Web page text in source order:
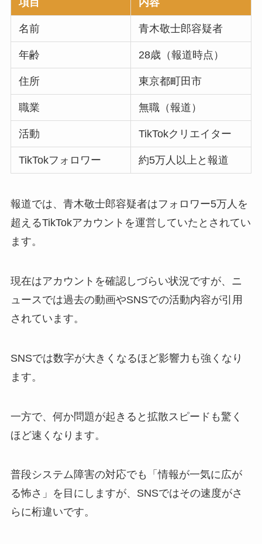
項目 内容
名前 青木敬士郎容疑者
年齢 28歳（報道時点）
住所 東京都町田市
職業 無職（報道）
活動 TikTokクリエイター
TikTokフォロワー 約5万人以上と報道
報道では、青木敬士郎容疑者はフォロワー5万人を
超えるTikTokアカウントを運営していたとされてい
ます。
現在はアカウントを確認しづらい状況ですが、ニ
ュースでは過去の動画やSNSでの活動内容が引用
されています。
SNSでは数字が大きくなるほど影響力も強くなり
ます。
一方で、何か問題が起きると拡散スピードも驚く
ほど速くなります。
普段システム障害の対応でも「情報が一気に広が
る怖さ」を目にしますが、SNSではその速度がさ
らに桁違いです。